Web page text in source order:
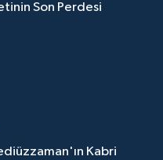
Son Perdesi
Kabri